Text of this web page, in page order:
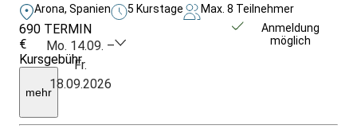
Arona, Spanien 5 Kurstage Max. 8 Teilnehmer
690
€
Kursgebühr
ohne
ohne
mehr
TERMIN
Mo. 14.09. –
Fr.
18.09.2026
Anmeldung
möglich